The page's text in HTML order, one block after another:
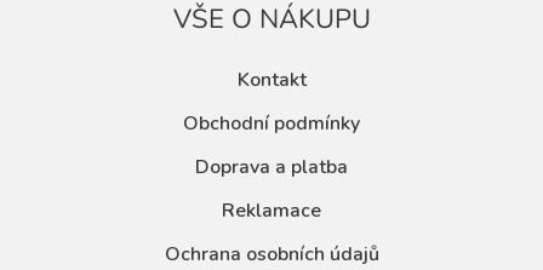
VŠE O NÁKUPU
Kontakt
Obchodní podmínky
Doprava a platba
Reklamace
Ochrana osobních údajů